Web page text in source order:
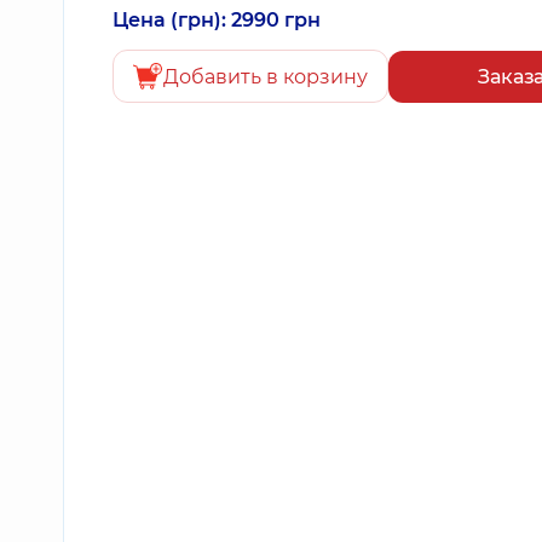
Цена (грн): 2990 грн
Добавить в корзину